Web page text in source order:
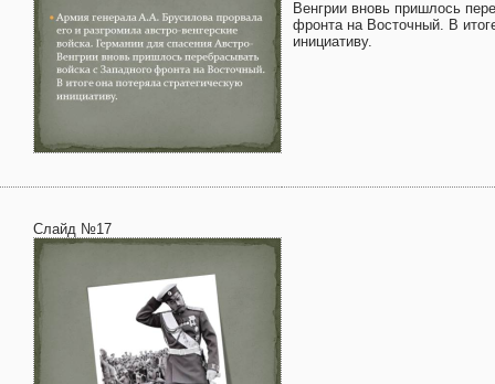
Венгрии вновь пришлось
фронта на Восточный. В
инициативу.
Слайд №17